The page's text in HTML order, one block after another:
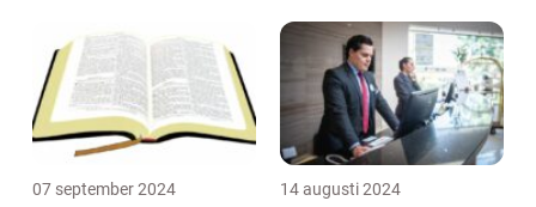
07 september 2024 14 augusti 2024